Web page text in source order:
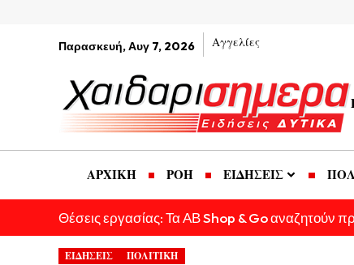
Παρασκευή, Αυγ 7, 2026 Αγγελίες
ΑΡΧΙΚΗ ΡΟΗ ΕΙΔΗΣΕΙΣ
Θέσεις εργασίας: Τα ΑΒ Shop & Go αναζητούν
ΕΙΔΗΣΕΙΣ ΠΟΛΙΤΙΚΗ